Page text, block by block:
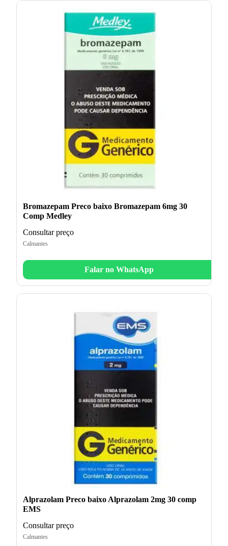
Bromazepam Preco baixo Bromazepam 6mg 30
Comp Medley
Consultar preço
Calmantes
Falar no WhatsApp
Alprazolam Preco baixo Alprazolam 2mg 30 comp
EMS
Consultar preço
Calmantes